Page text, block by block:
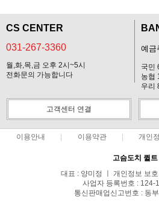
CS CENTER
031-267-3360
월,화,목,금 오후 2시~5시
전화문의 가능합니다
예금
국민
농협
우리
고객센터 연결
이용안내 이용약관 개인
고슴도치 퀼트
대표 : 양미정 ㅣ 개인정보 보
사업자 등록번호 : 124-
통신판매업신고번호 : 동